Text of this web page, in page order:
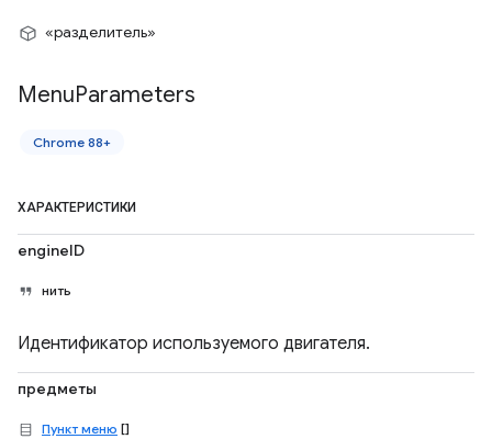
«разделитель»
MenuParameters
Chrome 88+
ХАРАКТЕРИСТИКИ
engineID
нить
Идентификатор используемого двигателя.
предметы
Пункт меню []